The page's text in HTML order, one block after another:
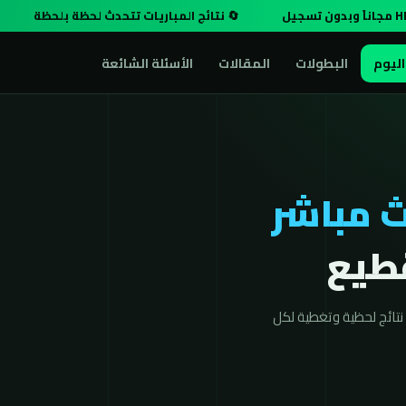
🔄 نتائج المباريات تتحدث لحظة بلحظة
البطولات المقالات الأسئلة الشائعة
مباشر
لحظية وتغطية لكل